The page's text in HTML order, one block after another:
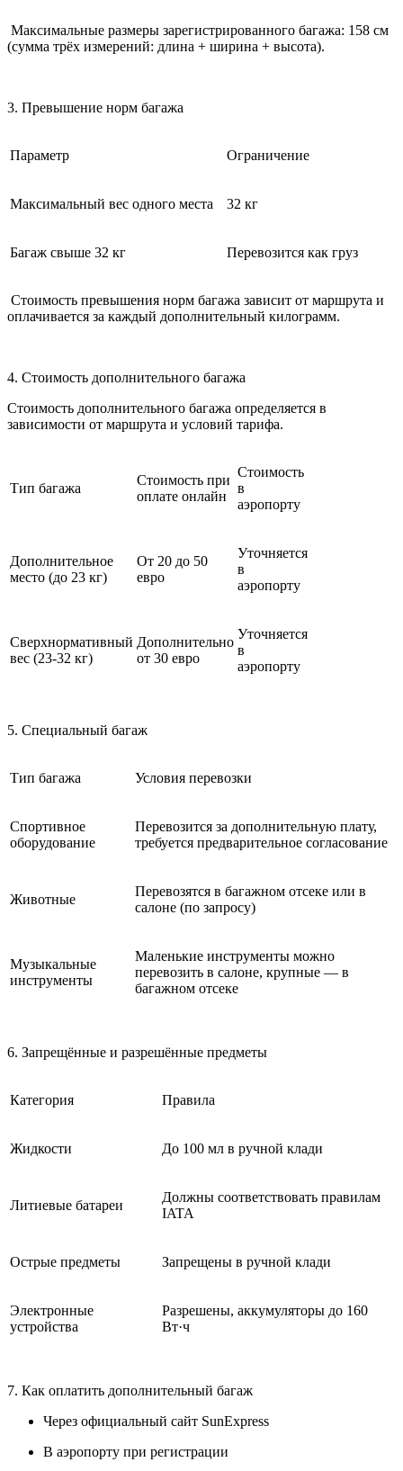
Максимальные размеры зарегистрированного багажа: 158 см
(сумма трёх измерений: длина + ширина + высота).
3. Превышение норм багажа
Параметр Ограничение
Максимальный вес одного места 32 кг
Багаж свыше 32 кг Перевозится как груз
Стоимость превышения норм багажа зависит от маршрута и
оплачивается за каждый дополнительный килограмм.
4. Стоимость дополнительного багажа
Стоимость дополнительного багажа определяется в
зависимости от маршрута и условий тарифа.
Тип багажа
Стоимость при
оплате онлайн
Стоимость
в
аэропорту
Дополнительное
место (до 23 кг)
От 20 до 50
евро
Уточняется
в
аэропорту
Сверхнормативный
вес (23-32 кг)
Дополнительно
от 30 евро
Уточняется
в
аэропорту
5. Специальный багаж
Тип багажа Условия перевозки
Спортивное
оборудование
Перевозится за дополнительную плату,
требуется предварительное согласование
Животные
Перевозятся в багажном отсеке или в
салоне (по запросу)
Музыкальные
инструменты
Маленькие инструменты можно
перевозить в салоне, крупные — в
багажном отсеке
6. Запрещённые и разрешённые предметы
Категория Правила
Жидкости До 100 мл в ручной клади
Литиевые батареи
Должны соответствовать правилам
IATA
Острые предметы Запрещены в ручной клади
Электронные
устройства
Разрешены, аккумуляторы до 160
Вт·ч
7. Как оплатить дополнительный багаж
Через официальный сайт SunExpress
В аэропорту при регистрации